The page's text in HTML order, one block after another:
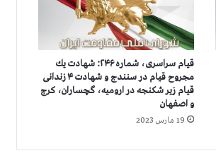
قيام سراسری، شماره ۲۴۶: شهادت يك
مجروح قيام در سنندج و شهادت ۴ زندانی
قیام زیر شکنجه در ارومیه، گچساران، کرج
و اصفهان
19 مارس 2023